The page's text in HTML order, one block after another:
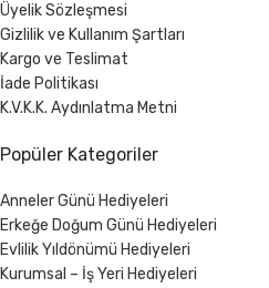
Üyelik Sözleşmesi
Gizlilik ve Kullanım Şartları
Kargo ve Teslimat
İade Politikası
K.V.K.K. Aydınlatma Metni
Popüler Kategoriler
Anneler Günü Hediyeleri
Erkeğe Doğum Günü Hediyeleri
Evlilik Yıldönümü Hediyeleri
Kurumsal – İş Yeri Hediyeleri